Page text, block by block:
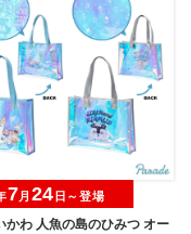
かわ 人魚の島のひみつ オー
7月 24 日～登場